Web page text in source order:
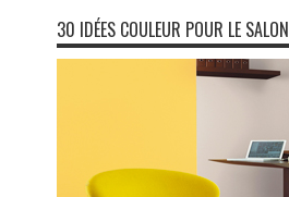
30 IDÉES COULEUR POUR LE SALON